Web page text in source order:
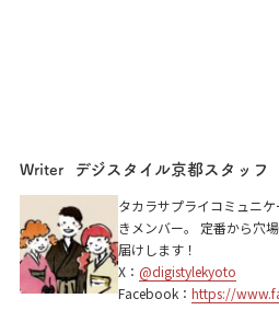
Writer デジスタイル京都スタッフ
タカラサプライコミュニ
きメンバー。 定番から穴
届けします！
X： @digistylekyoto
Facebook： https://